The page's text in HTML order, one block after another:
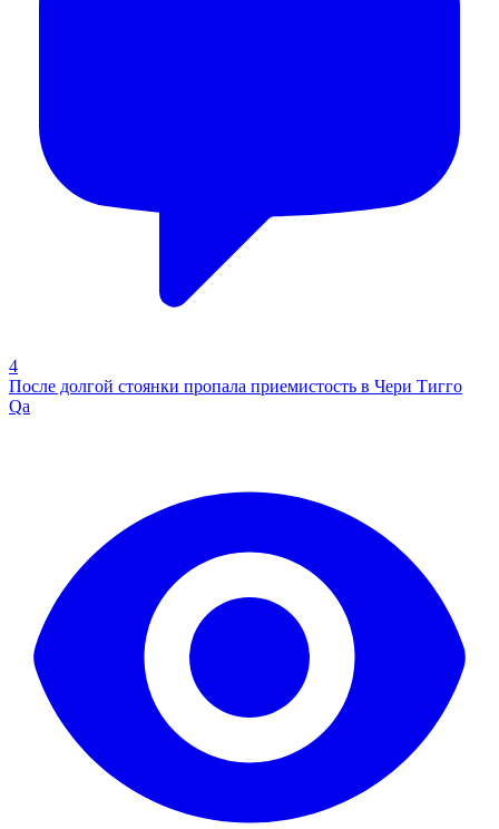
4
После долгой стоянки пропала приемистость в Чери Тигго
Qa